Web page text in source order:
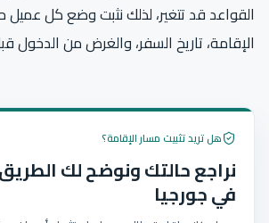
القواعد قد تتغير، لذلك نثبت وضع كل
الإقامة، تاريخ السفر، والغرض من الدخول
هل تريد تثبيت مسار الإقامة؟
نراجع حالتك ونوضح لك
في جورجيا